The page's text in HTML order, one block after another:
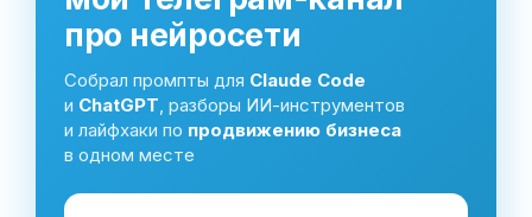
про нейросети
Собрал промпты для Claude Code
и ChatGPT , разборы ИИ-инструментов
и лайфхаки по продвижению бизнеса
в одном месте